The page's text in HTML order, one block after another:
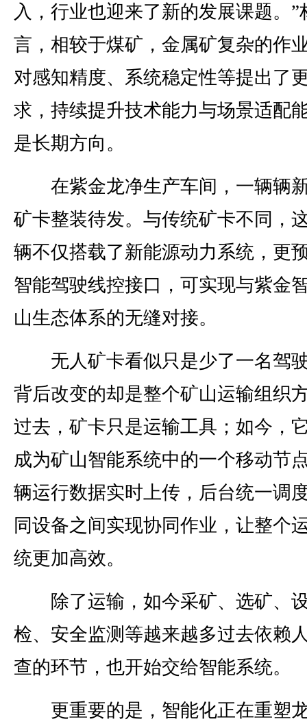
入，行业也迎来了新的发展课题。”
言，相较于煤矿，金属矿复杂的作
对感知精度、系统稳定性等提出了
求，持续提升技术能力与场景适配
是长期方向。
在紫金龙净生产车间，一辆辆
矿卡整装待发。与传统矿卡不同，
辆不仅搭载了新能源动力系统，更
智能驾驶线控接口，可实现与紫金
山生态体系的无缝对接。
无人矿卡看似只是少了一名驾
背后改变的却是整个矿山运输组织
过去，矿卡只是运输工具；如今，
成为矿山智能系统中的一个移动节
辆运行数据实时上传，后台统一调
同设备之间实现协同作业，让整个
统更加高效。
除了运输，如今采矿、选矿、
检、安全监测等越来越多过去依赖
查的环节，也开始交给智能系统。
更重要的是，智能化正在重塑